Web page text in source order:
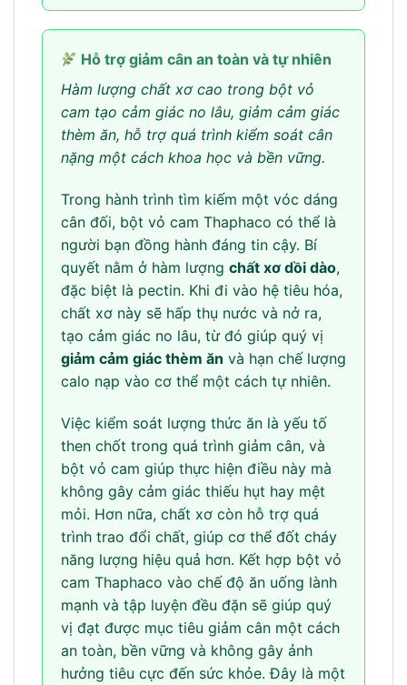
Hỗ trợ giảm cân an toàn và tự nhiên
Hàm lượng chất xơ cao trong bột vỏ
cam tạo cảm giác no lâu, giảm cảm giác
thèm ăn, hỗ trợ quá trình kiểm soát cân
nặng một cách khoa học và bền vững.
Trong hành trình tìm kiếm một vóc dáng
cân đối, bột vỏ cam Thaphaco có thể là
người bạn đồng hành đáng tin cậy. Bí
quyết nằm ở hàm lượng chất xơ dồi dào,
đặc biệt là pectin. Khi đi vào hệ tiêu hóa,
chất xơ này sẽ hấp thụ nước và nở ra,
tạo cảm giác no lâu, từ đó giúp quý vị
giảm cảm giác thèm ăn và hạn chế lượng
calo nạp vào cơ thể một cách tự nhiên.
Việc kiểm soát lượng thức ăn là yếu tố
then chốt trong quá trình giảm cân, và
bột vỏ cam giúp thực hiện điều này mà
không gây cảm giác thiếu hụt hay mệt
mỏi. Hơn nữa, chất xơ còn hỗ trợ quá
trình trao đổi chất, giúp cơ thể đốt cháy
năng lượng hiệu quả hơn. Kết hợp bột vỏ
cam Thaphaco vào chế độ ăn uống lành
mạnh và tập luyện đều đặn sẽ giúp quý
vị đạt được mục tiêu giảm cân một cách
an toàn, bền vững và không gây ảnh
hưởng tiêu cực đến sức khỏe. Đây là một